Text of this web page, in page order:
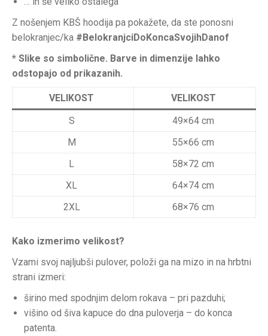
Z nošenjem KBŠ hoodija pa pokažete, da ste ponosni
belokranjec/ka #BelokranjciDoKoncaSvojihDanof
* Slike so simbolične. Barve in dimenzije lahko
odstopajo od prikazanih.
VELIKOST
VELIKOST
S
49×64 cm
M
55×66 cm
L
58×72 cm
XL
64×74 cm
2XL
68×76 cm
Kako izmerimo velikost?
Vzami svoj najljubši pulover, položi ga na mizo in na hrbtni
strani izmeri:
širino med spodnjim delom rokava – pri pazduhi;
višino od šiva kapuce do dna puloverja – do konca
patenta.